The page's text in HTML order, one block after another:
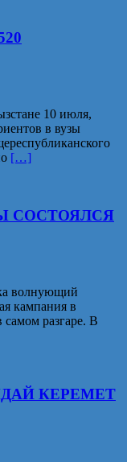
10 июля,
в вузы
[…]
СОСТОЯЛСЯ
волнующий
кампания в
разгаре. В
КЕРЕМЕТ